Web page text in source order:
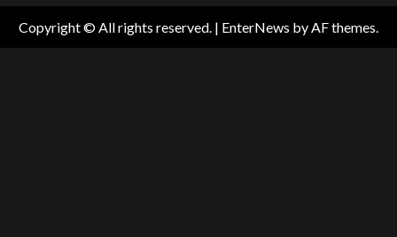
Copyright © All rights reserved. | EnterNews by AF themes.